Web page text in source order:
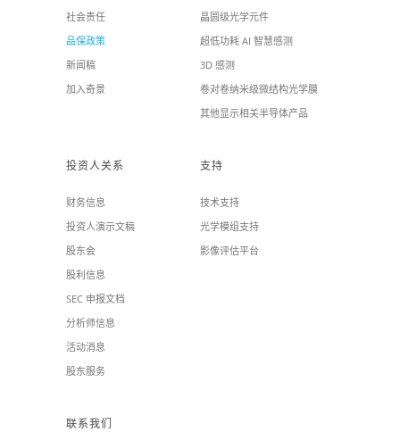
社会责任
品保政策
新闻稿
加入奇景
晶圆级光学元件
超低功耗 AI 智慧感测
3D 感测
卷对卷纳米级微结构光学膜
其他显示相关半导体产品
投资人关系
财务信息
投资人演示文稿
股东会
股利信息
SEC 申报文档
分析师信息
活动消息
股东服务
支持
技术支持
光学模组支持
影像评估平台
联系我们